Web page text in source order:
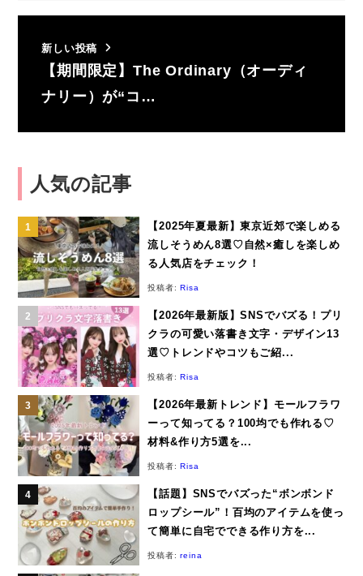
新しい投稿
【期間限定】The Ordinary（オーディ
ナリー）が“コ…
人気の記事
【2025年夏最新】東京近郊で楽しめる
流しそうめん8選♡自然×癒しを楽しめ
る人気店をチェック！
投稿者:Risa
【2026年最新版】SNSでバズる！プリ
クラの可愛い落書き文字・デザイン13
選♡トレンドやコツもご紹...
投稿者:Risa
【2026年最新トレンド】モールフラワ
ーって知ってる？100均でも作れる♡
材料&作り方5選を...
投稿者:Risa
【話題】SNSでバズった“ボンボンド
ロップシール”！百均のアイテムを使っ
て簡単に自宅でできる作り方を...
投稿者:reina